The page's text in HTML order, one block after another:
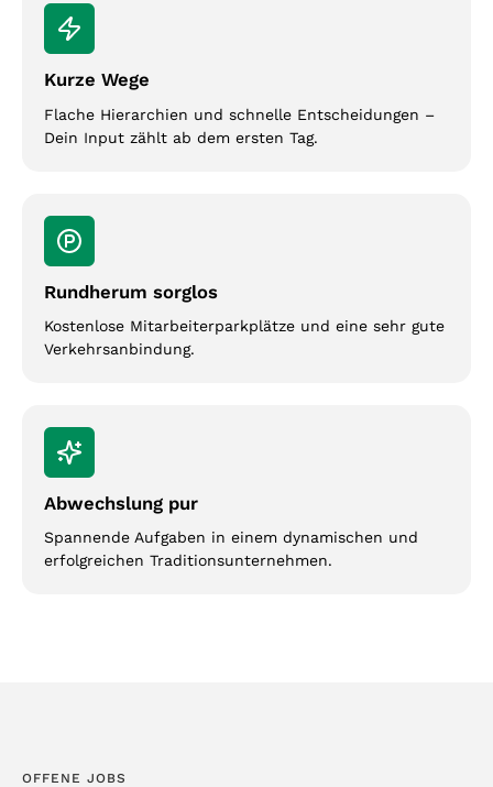
Kurze Wege
Flache Hierarchien und schnelle Entscheidungen –
Dein Input zählt ab dem ersten Tag.
Rundherum sorglos
Kostenlose Mitarbeiterparkplätze und eine sehr gute
Verkehrsanbindung.
Abwechslung pur
Spannende Aufgaben in einem dynamischen und
erfolgreichen Traditionsunternehmen.
OFFENE JOBS